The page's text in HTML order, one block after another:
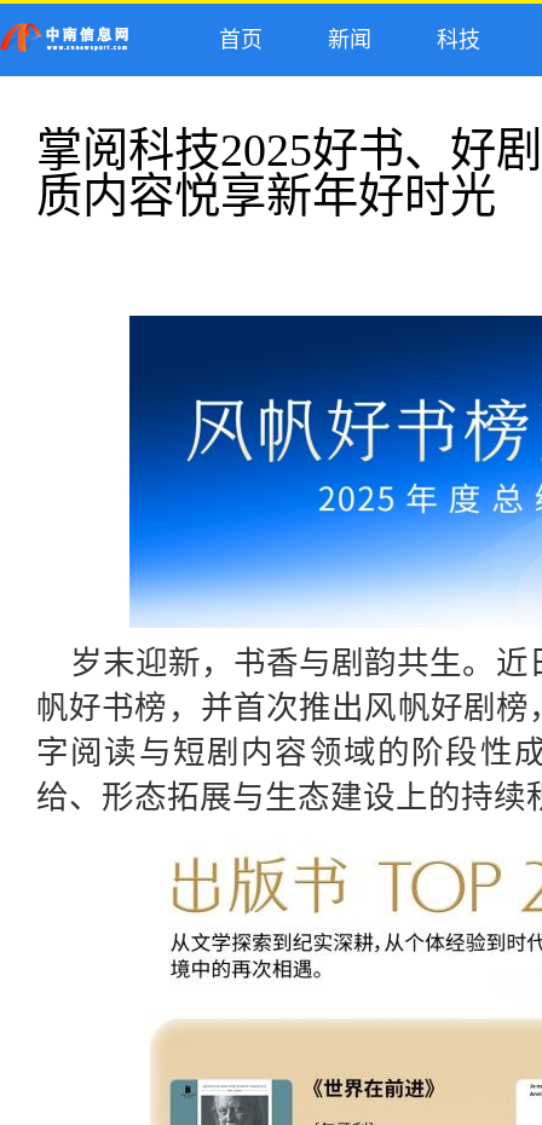
首页 新闻 科技
掌阅科技2025好书、好
质内容悦享新年好时光
岁末迎新，书香与剧韵共生。
帆好书榜，并首次推出风帆好剧
字阅读与短剧内容领域的阶段性
给、形态拓展与生态建设上的持续